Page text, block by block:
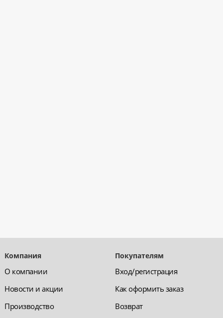
Компания
О компании
Новости и акции
Производство
Покупателям
Вход/регистрация
Как оформить заказ
Возврат